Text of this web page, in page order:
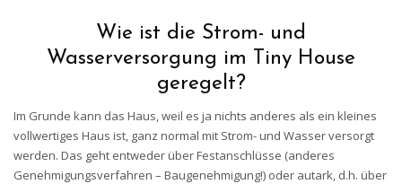
Wie ist die Strom- und
Wasserversorgung im Tiny House
geregelt?
Im Grunde kann das Haus, weil es ja nichts anderes als ein kleines
vollwertiges Haus ist, ganz normal mit Strom- und Wasser versorgt
werden. Das geht entweder über Festanschlüsse (anderes
Genehmigungsverfahren – Baugenehmigung!) oder autark, d.h. über